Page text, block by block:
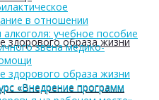
здорового образа жизни
«Внедрение программ
в отношении
алкоголя: учебное пособие
звена медико-
здорового образа жизни
«Внедрение программ